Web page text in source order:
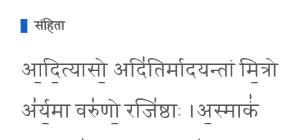
संहिता
आ॒दि॒त्यासो॒ अदि॑तिर्मादयन्तां मि॒त्रो
अ॑र्य॒मा वरु॑णो॒ रजि॑ष्ठाः ।अ॒स्माकं॑